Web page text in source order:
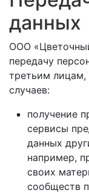
данных
ООО
передачу
третьим
случаев:
получение
сервисы
данных
например,
своих
сообществ